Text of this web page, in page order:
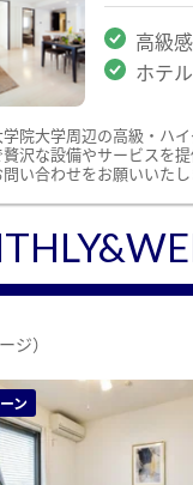
高級
ホテ
院大学周辺の高級・ハ
沢な設備やサービスを
い合わせをお願いいたし
ジ）
ン